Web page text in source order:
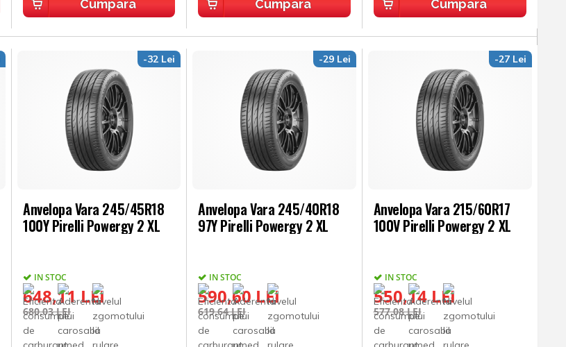
Cumpara Cumpara Cumpara
Anvelopa Vara 245/45R18
100Y Pirelli Powergy 2 XL
IN STOC
648,11 LEI
-32 Lei
680,03 LEI
Anvelopa Vara 245/40R18
97Y Pirelli Powergy 2 XL
IN STOC
590,60 LEI
-29 Lei
619,64 LEI
Anvelopa Vara 215/60R17
100V Pirelli Powergy 2 XL
IN STOC
550,14 LEI
-27 Lei
577,08 LEI